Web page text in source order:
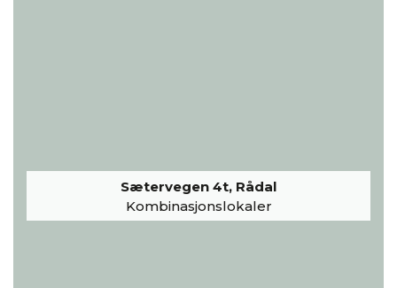
Sætervegen 4t, Rådal
Kombinasjonslokaler